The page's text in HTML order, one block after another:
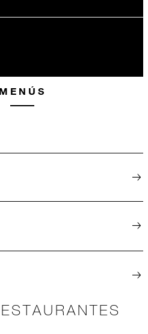
MENÚS